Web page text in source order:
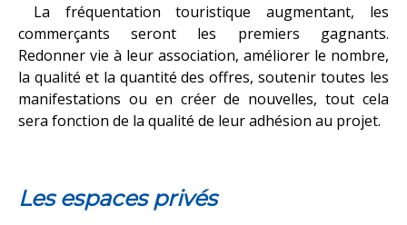
La fréquentation touristique augmentant, les
commerçants seront les premiers gagnants.
Redonner vie à leur association, améliorer le nombre,
la qualité et la quantité des offres, soutenir toutes les
manifestations ou en créer de nouvelles, tout cela
sera fonction de la qualité de leur adhésion au projet.
Les espaces privés